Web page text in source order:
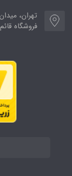
فروشگاه